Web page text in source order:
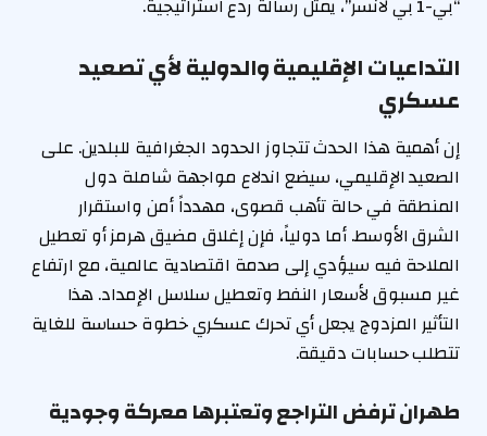
“بي-1 بي لانسر”، يمثل رسالة ردع استراتيجية.
التداعيات الإقليمية والدولية لأي تصعيد
عسكري
إن أهمية هذا الحدث تتجاوز الحدود الجغرافية للبلدين. على
الصعيد الإقليمي، سيضع اندلاع مواجهة شاملة دول
المنطقة في حالة تأهب قصوى، مهدداً أمن واستقرار
الشرق الأوسط. أما دولياً، فإن إغلاق مضيق هرمز أو تعطيل
الملاحة فيه سيؤدي إلى صدمة اقتصادية عالمية، مع ارتفاع
غير مسبوق لأسعار النفط وتعطيل سلاسل الإمداد. هذا
التأثير المزدوج يجعل أي تحرك عسكري خطوة حساسة للغاية
تتطلب حسابات دقيقة.
طهران ترفض التراجع وتعتبرها معركة وجودية